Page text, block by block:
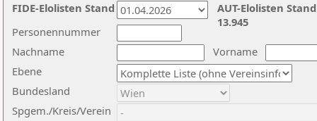
Nachname
Vorname
Ebene
Personennummer
Bundesland
Spgem./Kreis/Verein
AUT-Elolisten
13.945
FIDE-Elolisten Stand